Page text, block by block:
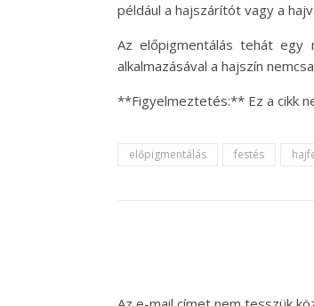
például a hajszárítót vagy a
Az előpigmentálás tehát egy
alkalmazásával a hajszín
**Figyelmeztetés:** Ez a cikk
előpigmentálás festés